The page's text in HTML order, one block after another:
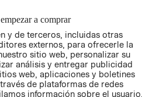
a comprar
y de terceros, incluidas otras
externos, para ofrecerle la
sitio web, personalizar su
análisis y entregar publicidad
web, aplicaciones y boletines
de plataformas de redes
información sobre el usuario,